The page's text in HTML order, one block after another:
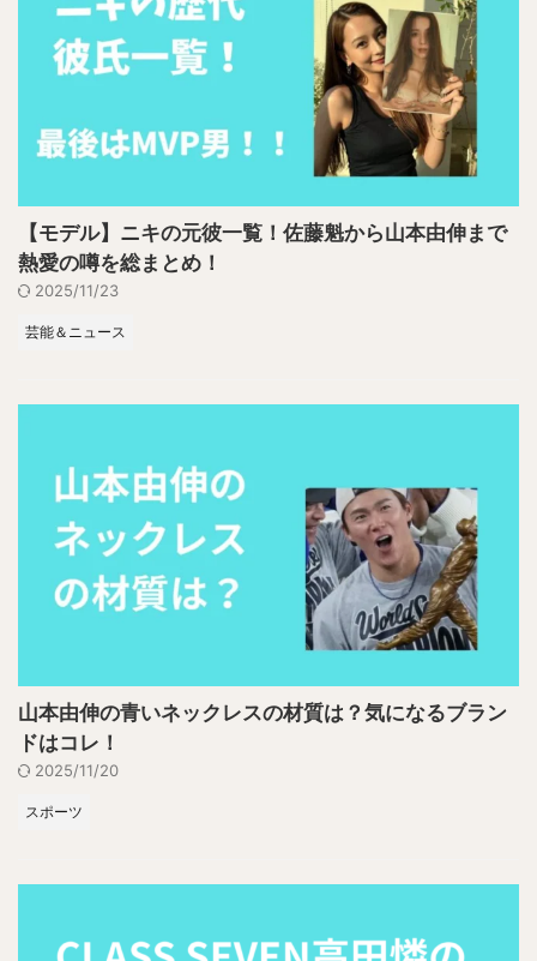
【モデル】ニキの元彼一覧！佐藤魁から山本由伸まで
熱愛の噂を総まとめ！
2025/11/23
芸能＆ニュース
山本由伸の青いネックレスの材質は？気になるブラン
ドはコレ！
2025/11/20
スポーツ